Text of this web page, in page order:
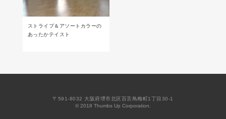
ストライプ＆アソートカラーの
あったかテイスト
〒591-8032 大阪府堺市北区百舌鳥梅町1丁目30-1
© 2018 Thumbs Up Corporation.